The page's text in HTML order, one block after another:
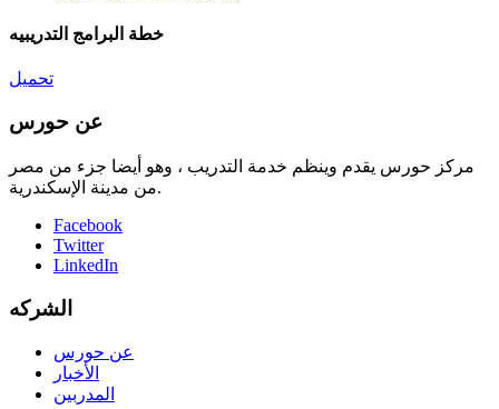
خطة البرامج التدريبيه
تحميل
عن حورس
مركز حورس يقدم وينظم خدمة التدريب ، وهو أيضا جزء من مصر
من مدينة الإسكندرية.
Facebook
Twitter
LinkedIn
الشركه
عن حورس
الأخبار
المدربين